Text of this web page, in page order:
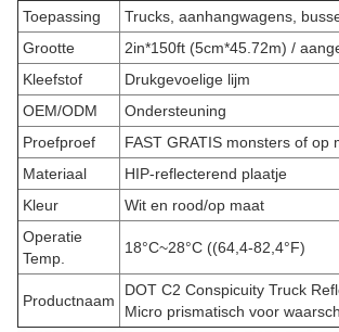
Toepassing
Trucks, aanhangwagens,
Grootte
2in*150ft (5cm*45.72m) /
Kleefstof
Drukgevoelige lijm
OEM/ODM
Ondersteuning
Proefproef
FAST GRATIS monsters of op
Materiaal
HIP-reflecterend plaatje
Kleur
Wit en rood/op maat
Operatie
Temp.
18°C~28°C ((64,4-82,4°F)
Productnaam
DOT C2 Conspicuity Truck
Micro prismatisch voor